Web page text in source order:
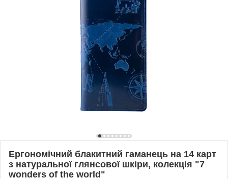
Ергономічний блакитний гаманець на 14 карт
з натуральної глянсової шкіри, колекція "7
wonders of the world"